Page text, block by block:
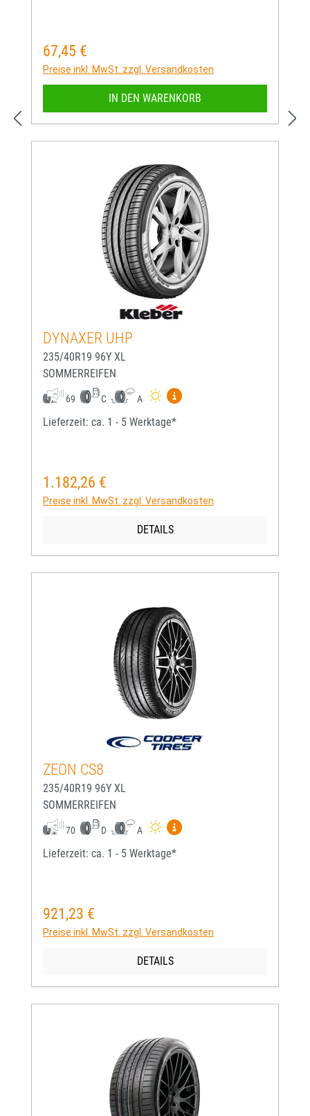
Regulärer Preis:
67,45 €
Preise inkl. MwSt. zzgl. Versandkosten
IN DEN WARENKORB
DYNAXER UHP
235/40R19 96Y XL
SOMMERREIFEN
69 C A
Mehr Informationen zum
Lieferzeit: ca. 1 - 5 Werktage*
Regulärer Preis:
1.182,26 €
Preise inkl. MwSt. zzgl. Versandkosten
DETAILS
ZEON CS8
235/40R19 96Y XL
SOMMERREIFEN
70 D A
Mehr Informationen zum
Lieferzeit: ca. 1 - 5 Werktage*
Regulärer Preis:
921,23 €
Preise inkl. MwSt. zzgl. Versandkosten
DETAILS